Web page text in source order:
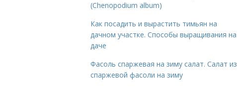
(Chenopodium album)
Как посадить и вырастить тимьян на
дачном участке. Способы выращивания на
даче
Фасоль спаржевая на зиму салат. Салат из
спаржевой фасоли на зиму